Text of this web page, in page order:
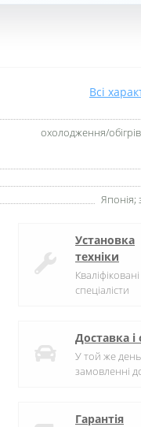
Всі
охолодження/
Японія;
Установка
техніки
Кваліфіковані
спеціалісти
Доставка і
У той же
замовленні
Гарантія